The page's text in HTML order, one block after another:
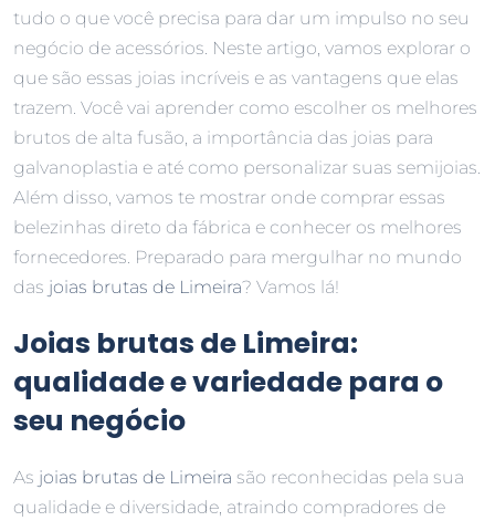
tudo o que você precisa para dar um impulso no seu
negócio de acessórios. Neste artigo, vamos explorar o
que são essas joias incríveis e as vantagens que elas
trazem. Você vai aprender como escolher os melhores
brutos de alta fusão, a importância das joias para
galvanoplastia e até como personalizar suas semijoias.
Além disso, vamos te mostrar onde comprar essas
belezinhas direto da fábrica e conhecer os melhores
fornecedores. Preparado para mergulhar no mundo
das joias brutas de Limeira? Vamos lá!
Joias brutas de Limeira:
qualidade e variedade para o
seu negócio
As joias brutas de Limeira são reconhecidas pela sua
qualidade e diversidade, atraindo compradores de